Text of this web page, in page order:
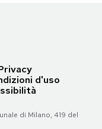
d'uso
di Milano, 419 del